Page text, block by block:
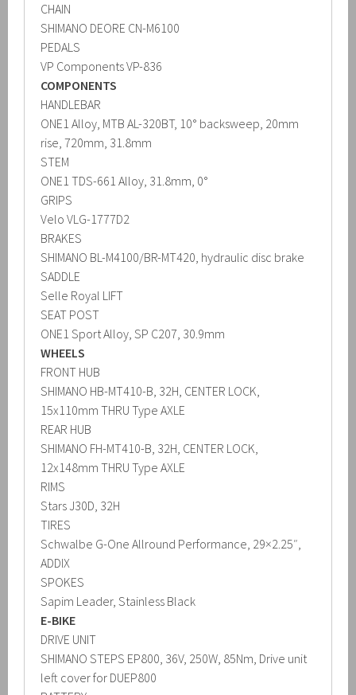
CHAIN
SHIMANO DEORE CN-M6100
PEDALS
VP Components VP-836
COMPONENTS
HANDLEBAR
ONE1 Alloy, MTB AL-320BT, 10° backsweep, 20mm
rise, 720mm, 31.8mm
STEM
ONE1 TDS-661 Alloy, 31.8mm, 0°
GRIPS
Velo VLG-1777D2
BRAKES
SHIMANO BL-M4100/BR-MT420, hydraulic disc brake
SADDLE
Selle Royal LIFT
SEAT POST
ONE1 Sport Alloy, SP C207, 30.9mm
WHEELS
FRONT HUB
SHIMANO HB-MT410-B, 32H, CENTER LOCK,
15x110mm THRU Type AXLE
REAR HUB
SHIMANO FH-MT410-B, 32H, CENTER LOCK,
12x148mm THRU Type AXLE
RIMS
Stars J30D, 32H
TIRES
Schwalbe G-One Allround Performance, 29×2.25″,
ADDIX
SPOKES
Sapim Leader, Stainless Black
E-BIKE
DRIVE UNIT
SHIMANO STEPS EP800, 36V, 250W, 85Nm, Drive unit
left cover for DUEP800